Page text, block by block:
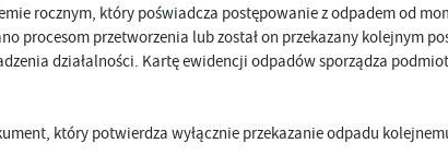
rocznym, który poświadcza postępowanie z odpadem od
procesom przetworzenia lub został on przekazany kolejnym
działalności. Kartę ewidencji odpadów sporządza
który potwierdza wyłącznie przekazanie odpadu